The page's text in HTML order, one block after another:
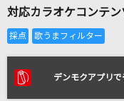
リアルタ
対応カラオケコンテン
デンモクアプリで